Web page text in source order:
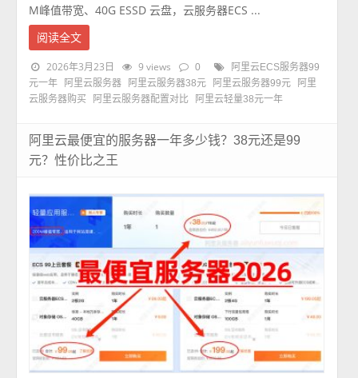
M峰值带宽、40G ESSD 云盘，云服务器ECS ...
阅读全文
2026年3月23日 9 views 0
阿里云ECS服务器99
元一年
阿里云服务器 阿里云服务器38元 阿里云服务器99元
阿里
云服务器购买
阿里云服务器配置对比 阿里云轻量38元一年
阿里云最便宜的服务器一年多少钱？38元还是99
元？性价比之王